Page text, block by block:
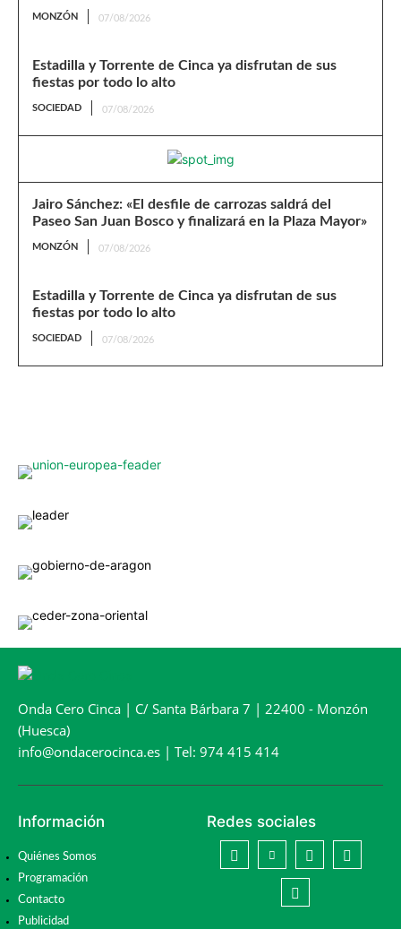
MONZÓN 07/08/2026
Estadilla y Torrente de Cinca ya disfrutan de sus
fiestas por todo lo alto
SOCIEDAD 07/08/2026
Jairo Sánchez: «El desfile de carrozas saldrá del
Paseo San Juan Bosco y finalizará en la Plaza Mayor»
MONZÓN 07/08/2026
Estadilla y Torrente de Cinca ya disfrutan de sus
fiestas por todo lo alto
SOCIEDAD 07/08/2026
Onda Cero Cinca | C/ Santa Bárbara 7 | 22400 - Monzón
(Huesca)
info@ondacerocinca.es | Tel: 974 415 414
Información
Quiénes Somos
Programación
Contacto
Publicidad
Redes sociales